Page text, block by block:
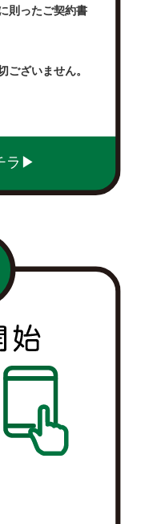
則ったご契約書
ございません。
ラ▶︎